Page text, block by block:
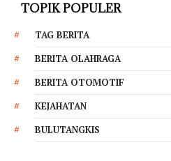
TOPIK POPULER
TAG BERITA
BERITA OLAHRAGA
BERITA OTOMOTIF
KEJAHATAN
BULUTANGKIS